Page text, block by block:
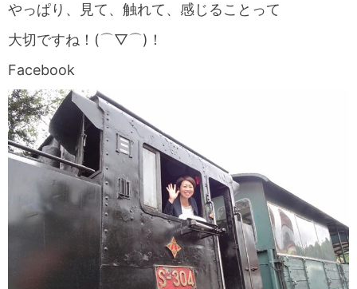
やっぱり、見て、触れて、感じることって
大切ですね！(⌒▽⌒)！
Facebook